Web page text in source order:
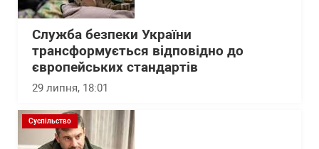
Служба безпеки України
трансформується відповідно до
європейських стандартів
29 липня, 18:01
Суспільство